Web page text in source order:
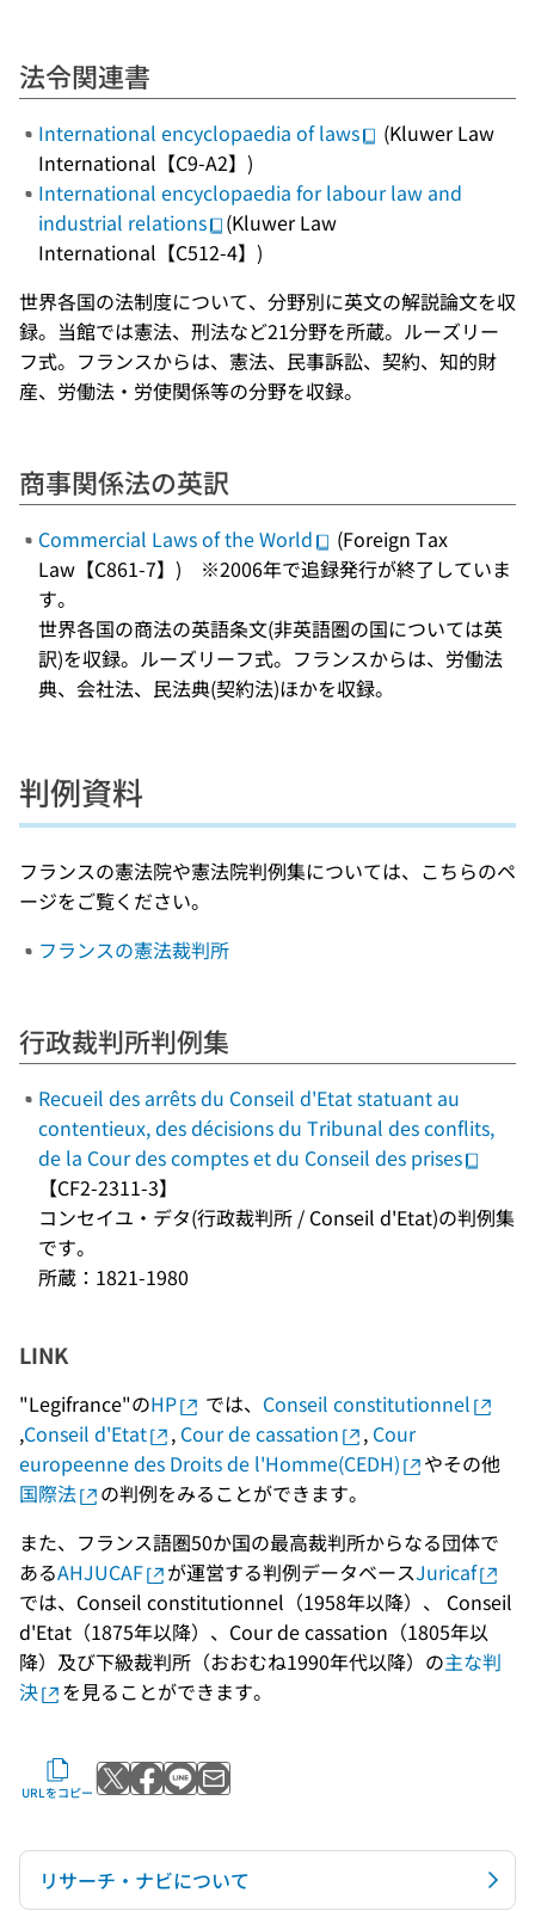
法令関連書
International encyclopaedia of laws
(Kluwer Law
International【C9-A2】)
International encyclopaedia for labour law and
industrial relations
(Kluwer Law
International【C512-4】)
世界各国の法制度について、分野別に英文の解説論文を収
録。当館では憲法、刑法など21分野を所蔵。ルーズリー
フ式。フランスからは、憲法、民事訴訟、契約、知的財
産、労働法・労使関係等の分野を収録。
商事関係法の英訳
Commercial Laws of the World
(Foreign Tax
Law【C861-7】) ※2006年で追録発行が終了していま
す。
世界各国の商法の英語条文(非英語圏の国については英
訳)を収録。ルーズリーフ式。フランスからは、労働法
典、会社法、民法典(契約法)ほかを収録。
判例資料
フランスの憲法院や憲法院判例集については、こちらのペ
ージをご覧ください。
フランスの憲法裁判所
行政裁判所判例集
Recueil des arrêts du Conseil d'Etat statuant au
contentieux, des décisions du Tribunal des conflits,
de la Cour des comptes et du Conseil des prises
【CF2-2311-3】
コンセイユ・デタ(行政裁判所 / Conseil d'Etat)の判例集
です。
所蔵：1821-1980
LINK
"Legifrance"のHP では、 Conseil constitutionnel
,Conseil d'Etat , Cour de cassation , Cour
europeenne des Droits de l'Homme(CEDH)
やその他
国際法
の判例をみることができます。
また、フランス語圏50か国の最高裁判所からなる団体で
あるAHJUCAF が運営する判例データベースJuricaf
では、Conseil constitutionnel（1958年以降）、 Conseil
d'Etat（1875年以降）、Cour de cassation（1805年以
降）及び下級裁判所（おおむね1990年代以降）の主な判
決
を見ることができます。
URLをコピー Xでポストする
Facebookでシェアする
LINEで送る
メールで送る
リサーチ・ナビについて